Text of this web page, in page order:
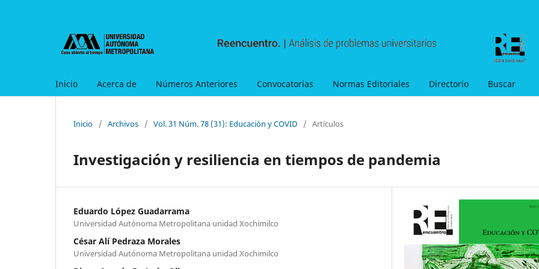
Inicio Acerca de Números Anteriores Convocatorias Normas Editoriales Directorio Buscar
Inicio / Archivos / Vol. 31 Núm. 78 (31): Educación y COVID / Artículos
Investigación y resiliencia en tiempos de pandemia
Eduardo López Guadarrama
Universidad Autónoma Metropolitana unidad Xochimilco
César Alí Pedraza Morales
Universidad Autónoma Metropolitana unidad Xochimilco